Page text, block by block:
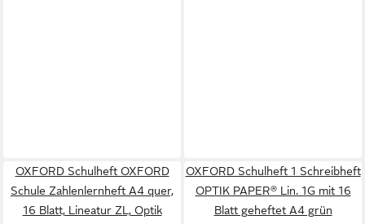
OXFORD Schulheft OXFORD
Schule Zahlenlernheft A4 quer,
16 Blatt, Lineatur ZL, Optik
OXFORD Schulheft 1 Schreibheft
OPTIK PAPER® Lin. 1G mit 16
Blatt geheftet A4 grün